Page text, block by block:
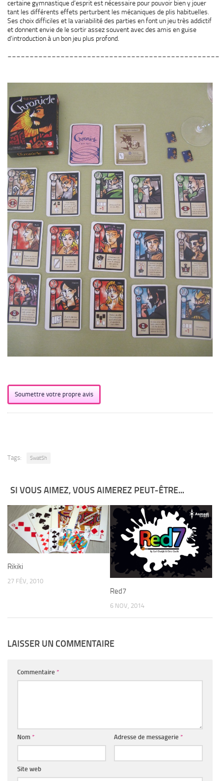
certaine gymnastique d’esprit est nécessaire pour pouvoir bien y jouer
tant les différents effets perturbent les mécaniques de plis habituelles.
Ses choix difficiles et la variabilité des parties en font un jeu très addictif
et donnent envie de le sortir assez souvent avec des amis en guise
d’introduction à un bon jeu plus profond.
Soumettre votre propre avis
Tags: SwatSh
SI VOUS AIMEZ, VOUS AIMEREZ PEUT-ÊTRE...
Rikiki
27 FÉV, 2010
Red7
6 NOV, 2014
LAISSER UN COMMENTAIRE
Commentaire *
Nom * Adresse de messagerie *
Site web